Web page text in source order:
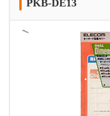
PKB-DE13
＜